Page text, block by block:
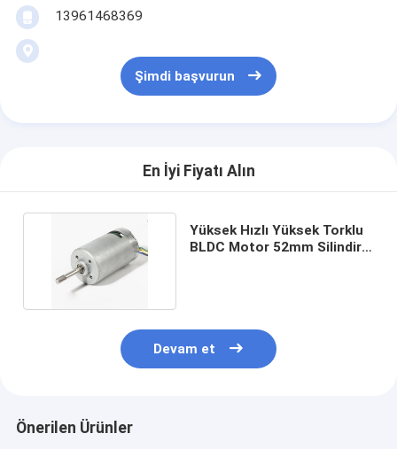
13961468369
Şimdi başvurun
En İyi Fiyatı Alın
Yüksek Hızlı Yüksek Torklu
BLDC Motor 52mm Silindirik
Devam et
Önerilen Ürünler